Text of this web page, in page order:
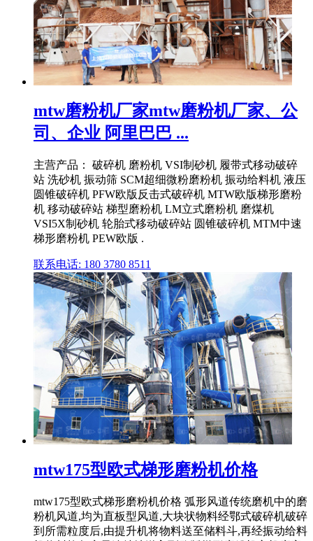
mtw磨粉机厂家mtw磨粉机厂家、公
司、企业 阿里巴巴 ...
主营产品： 破碎机 磨粉机 VSI制砂机 履带式移动破碎
站 洗砂机 振动筛 SCM超细微粉磨粉机 振动给料机 液压
圆锥破碎机 PFW欧版反击式破碎机 MTW欧版梯形磨粉
机 移动破碎站 梯型磨粉机 LM立式磨粉机 磨煤机
VSI5X制砂机 轮胎式移动破碎站 圆锥破碎机 MTM中速
梯形磨粉机 PEW欧版 .
联系电话: 180 3780 8511
mtw175型欧式梯形磨粉机价格
mtw175型欧式梯形磨粉机价格 弧形风道传统磨机中的磨
粉机风道,均为直板型风道,大块状物料经鄂式破碎机破碎
到所需粒度后,由提升机将物料送至储料斗,再经振动给料